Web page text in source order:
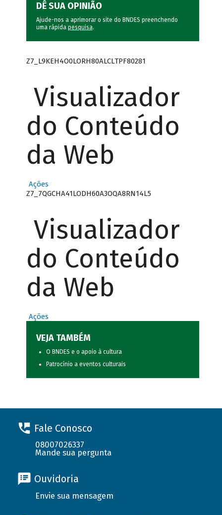
DÊ SUA OPINIÃO
Ajude-nos a aprimorar o site do BNDES preenchendo
uma rápida pesquisa.
Z7_L9KEH4O0LORH80ALCLTPF80281
Visualizador
do Conteúdo
da Web
Ações
Z7_7QGCHA41LODH60A3OQA8RN14L5
Visualizador
do Conteúdo
da Web
Ações
VEJA TAMBÉM
O BNDES e o apoio à cultura
Patrocínio a eventos culturais
Fale Conosco
08007026337
Mande sua pergunta
Ouvidoria
Envie sua mensagem